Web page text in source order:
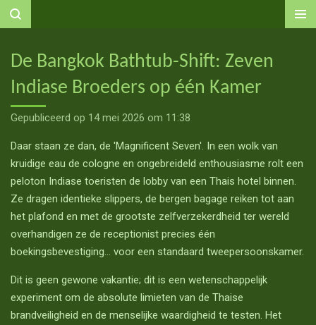
Ga
de
hoofdinhoud
De Bangkok Bathtub-Shift: Zeven
Indiase Broeders op één Kamer
Gepubliceerd op 14 mei 2026 om 11:38
Daar staan ze dan, de 'Magnificent Seven'. In een wolk van
kruidige eau de cologne en ongebreideld enthousiasme rolt een
peloton Indiase toeristen de lobby van een Thais hotel binnen.
Ze dragen identieke slippers, de bergen bagage reiken tot aan
het plafond en met de grootste zelfverzekerdheid ter wereld
overhandigen ze de receptionist precies één
boekingsbevestiging... voor een standaard tweepersoonskamer.
Dit is geen gewone vakantie; dit is een wetenschappelijk
experiment om de absolute limieten van de Thaise
brandveiligheid en de menselijke waardigheid te testen. Het